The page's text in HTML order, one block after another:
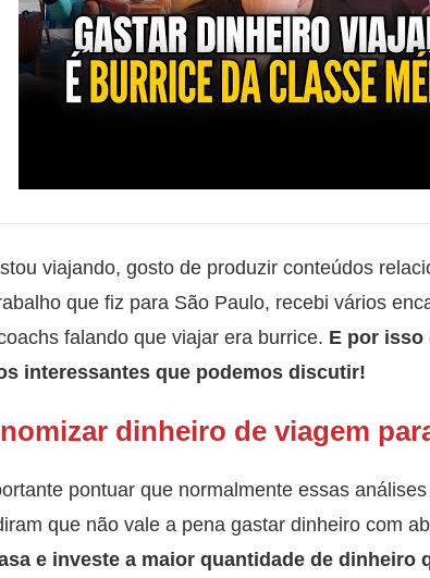
viajando, gosto de produzir conteúdos
que fiz para São Paulo, recebi vários
falando que viajar era burrice. E por
interessantes que podemos discutir!
dinheiro de viagem
pontuar que normalmente essas
que não vale a pena gastar dinheiro com
e investe a maior quantidade de dinheiro